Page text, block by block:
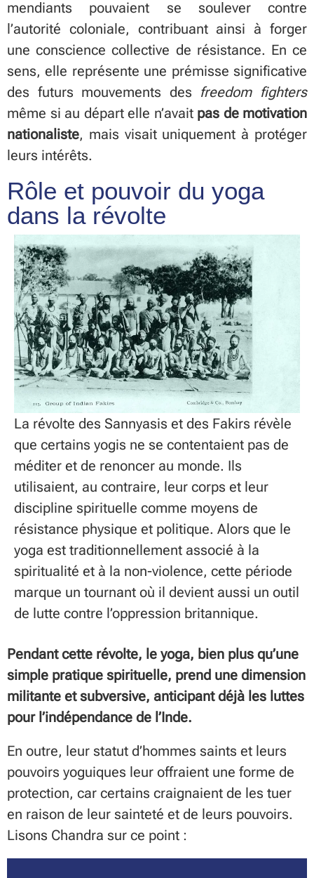
mendiants pouvaient se soulever contre
l’autorité coloniale, contribuant ainsi à forger
une conscience collective de résistance. En ce
sens, elle représente une prémisse significative
des futurs mouvements des freedom fighters
même si au départ elle n’avait pas de motivation
nationaliste, mais visait uniquement à protéger
leurs intérêts.
Rôle et pouvoir du yoga
dans la révolte
La révolte des Sannyasis et des Fakirs révèle
que certains yogis ne se contentaient pas de
méditer et de renoncer au monde. Ils
utilisaient, au contraire, leur corps et leur
discipline spirituelle comme moyens de
résistance physique et politique. Alors que le
yoga est traditionnellement associé à la
spiritualité et à la non-violence, cette période
marque un tournant où il devient aussi un outil
de lutte contre l’oppression britannique.
Pendant cette révolte, le yoga, bien plus qu’une
simple pratique spirituelle, prend une dimension
militante et subversive, anticipant déjà les luttes
pour l’indépendance de l’Inde.
En outre, leur statut d’hommes saints et leurs
pouvoirs yoguiques leur offraient une forme de
protection, car certains craignaient de les tuer
en raison de leur sainteté et de leurs pouvoirs.
Lisons Chandra sur ce point :